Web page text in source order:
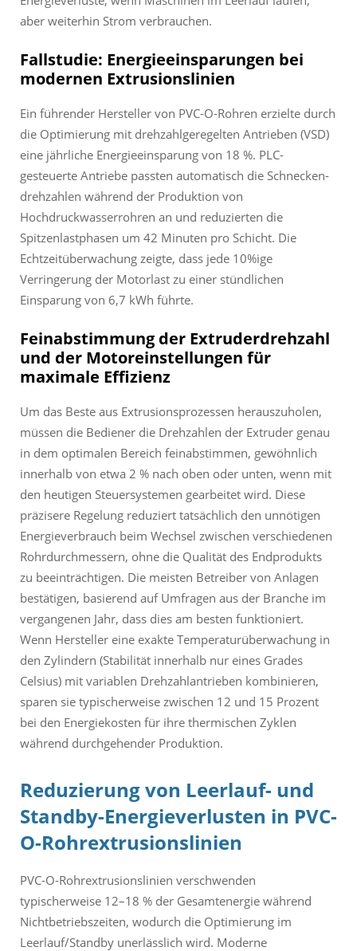
aber weiterhin Strom verbrauchen.
Fallstudie: Energieeinsparungen bei
modernen Extrusionslinien
Ein führender Hersteller von PVC-O-Rohren erzielte durch
die Optimierung mit drehzahlgeregelten Antrieben (VSD)
eine jährliche Energieeinsparung von 18 %. PLC-
gesteuerte Antriebe passten automatisch die Schnecken­
drehzahlen während der Produktion von
Hochdruckwasserrohren an und reduzierten die
Spitzenlastphasen um 42 Minuten pro Schicht. Die
Echtzeitüberwachung zeigte, dass jede 10%ige
Verringerung der Motorlast zu einer stündlichen
Einsparung von 6,7 kWh führte.
Feinabstimmung der Extruderdrehzahl
und der Motoreinstellungen für
maximale Effizienz
Um das Beste aus Extrusionsprozessen herauszuholen,
müssen die Bediener die Drehzahlen der Extruder genau
in dem optimalen Bereich feinabstimmen, gewöhnlich
innerhalb von etwa 2 % nach oben oder unten, wenn mit
den heutigen Steuersystemen gearbeitet wird. Diese
präzisere Regelung reduziert tatsächlich den unnötigen
Energieverbrauch beim Wechsel zwischen verschiedenen
Rohrdurchmessern, ohne die Qualität des Endprodukts
zu beeinträchtigen. Die meisten Betreiber von Anlagen
bestätigen, basierend auf Umfragen aus der Branche im
vergangenen Jahr, dass dies am besten funktioniert.
Wenn Hersteller eine exakte Temperaturüberwachung in
den Zylindern (Stabilität innerhalb nur eines Grades
Celsius) mit variablen Drehzahlantrieben kombinieren,
sparen sie typischerweise zwischen 12 und 15 Prozent
bei den Energiekosten für ihre thermischen Zyklen
während durchgehender Produktion.
Reduzierung von Leerlauf- und
Standby-Energieverlusten in PVC-
O-Rohrextrusionslinien
PVC-O-Rohrextrusionslinien verschwenden
typischerweise 12–18 % der Gesamtenergie während
Nichtbetriebszeiten, wodurch die Optimierung im
Leerlauf/Standby unerlässlich wird. Moderne